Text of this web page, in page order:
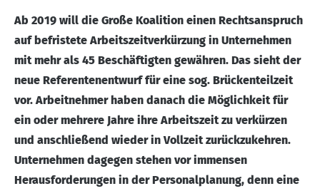
Ab 2019 will die Große Koalition einen Rechtsanspruch
auf befristete Arbeitszeitverkürzung in Unternehmen
mit mehr als 45 Beschäftigten gewähren. Das sieht der
neue Referentenentwurf für eine sog. Brückenteilzeit
vor. Arbeitnehmer haben danach die Möglichkeit für
ein oder mehrere Jahre ihre Arbeitszeit zu verkürzen
und anschließend wieder in Vollzeit zurückzukehren.
Unternehmen dagegen stehen vor immensen
Herausforderungen in der Personalplanung, denn eine